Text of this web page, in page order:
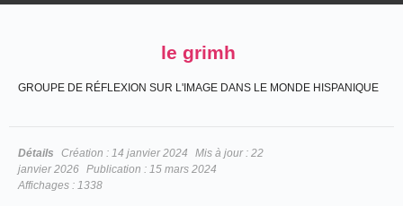
le grimh
GROUPE DE RÉFLEXION SUR L'IMAGE DANS LE MONDE HISPANIQUE
Détails Création : 14 janvier 2024 Mis à jour : 22
janvier 2026 Publication : 15 mars 2024
Affichages : 1338